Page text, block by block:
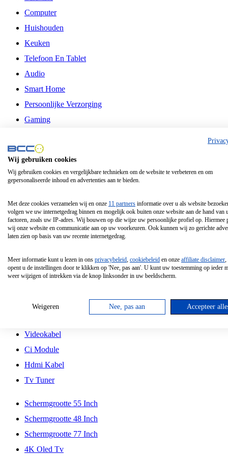
Computer
Huishouden
Keuken
Telefoon En Tablet
Audio
Smart Home
Persoonlijke Verzorging
Gaming
Philips
Schermgrootte 24 Inch
Schermgrootte 85 Inch
Schermgrootte 98 Inch
Tcl
Hd Led Tv
Antennekabel
Videokabel
Ci Module
Hdmi Kabel
Tv Tuner
Schermgrootte 55 Inch
Schermgrootte 48 Inch
Schermgrootte 77 Inch
4K Oled Tv
Wij gebruiken cookies
Wij gebruiken cookies en vergelijkbare technieken om de website te verbeteren en om
gepersonaliseerde inhoud en advertenties aan te bieden.
Met deze cookies verzamelen wij en onze 11 partners informatie over u als website
volgen we uw internetgedrag binnen en mogelijk ook buiten onze website aan de hand van
factoren, zoals uw IP-adres. Wij bouwen op die wijze uw persoonlijke profiel op. Hiermee
wij onze website en communicatie aan op uw voorkeuren. Ook kunnen wij zo gerichte
laten zien op basis van uw recente internetgedrag.
Meer informatie kunt u lezen in ons privacybeleid, cookiebeleid en onze affiliate disclaimer,
opent u de instellingen door te klikken op 'Nee, pas aan'. U kunt uw toestemming op ieder
weer wijzigen of intrekken via de knop linksonder in uw beeldscherm.
Weigeren Nee, pas aan Accepteer